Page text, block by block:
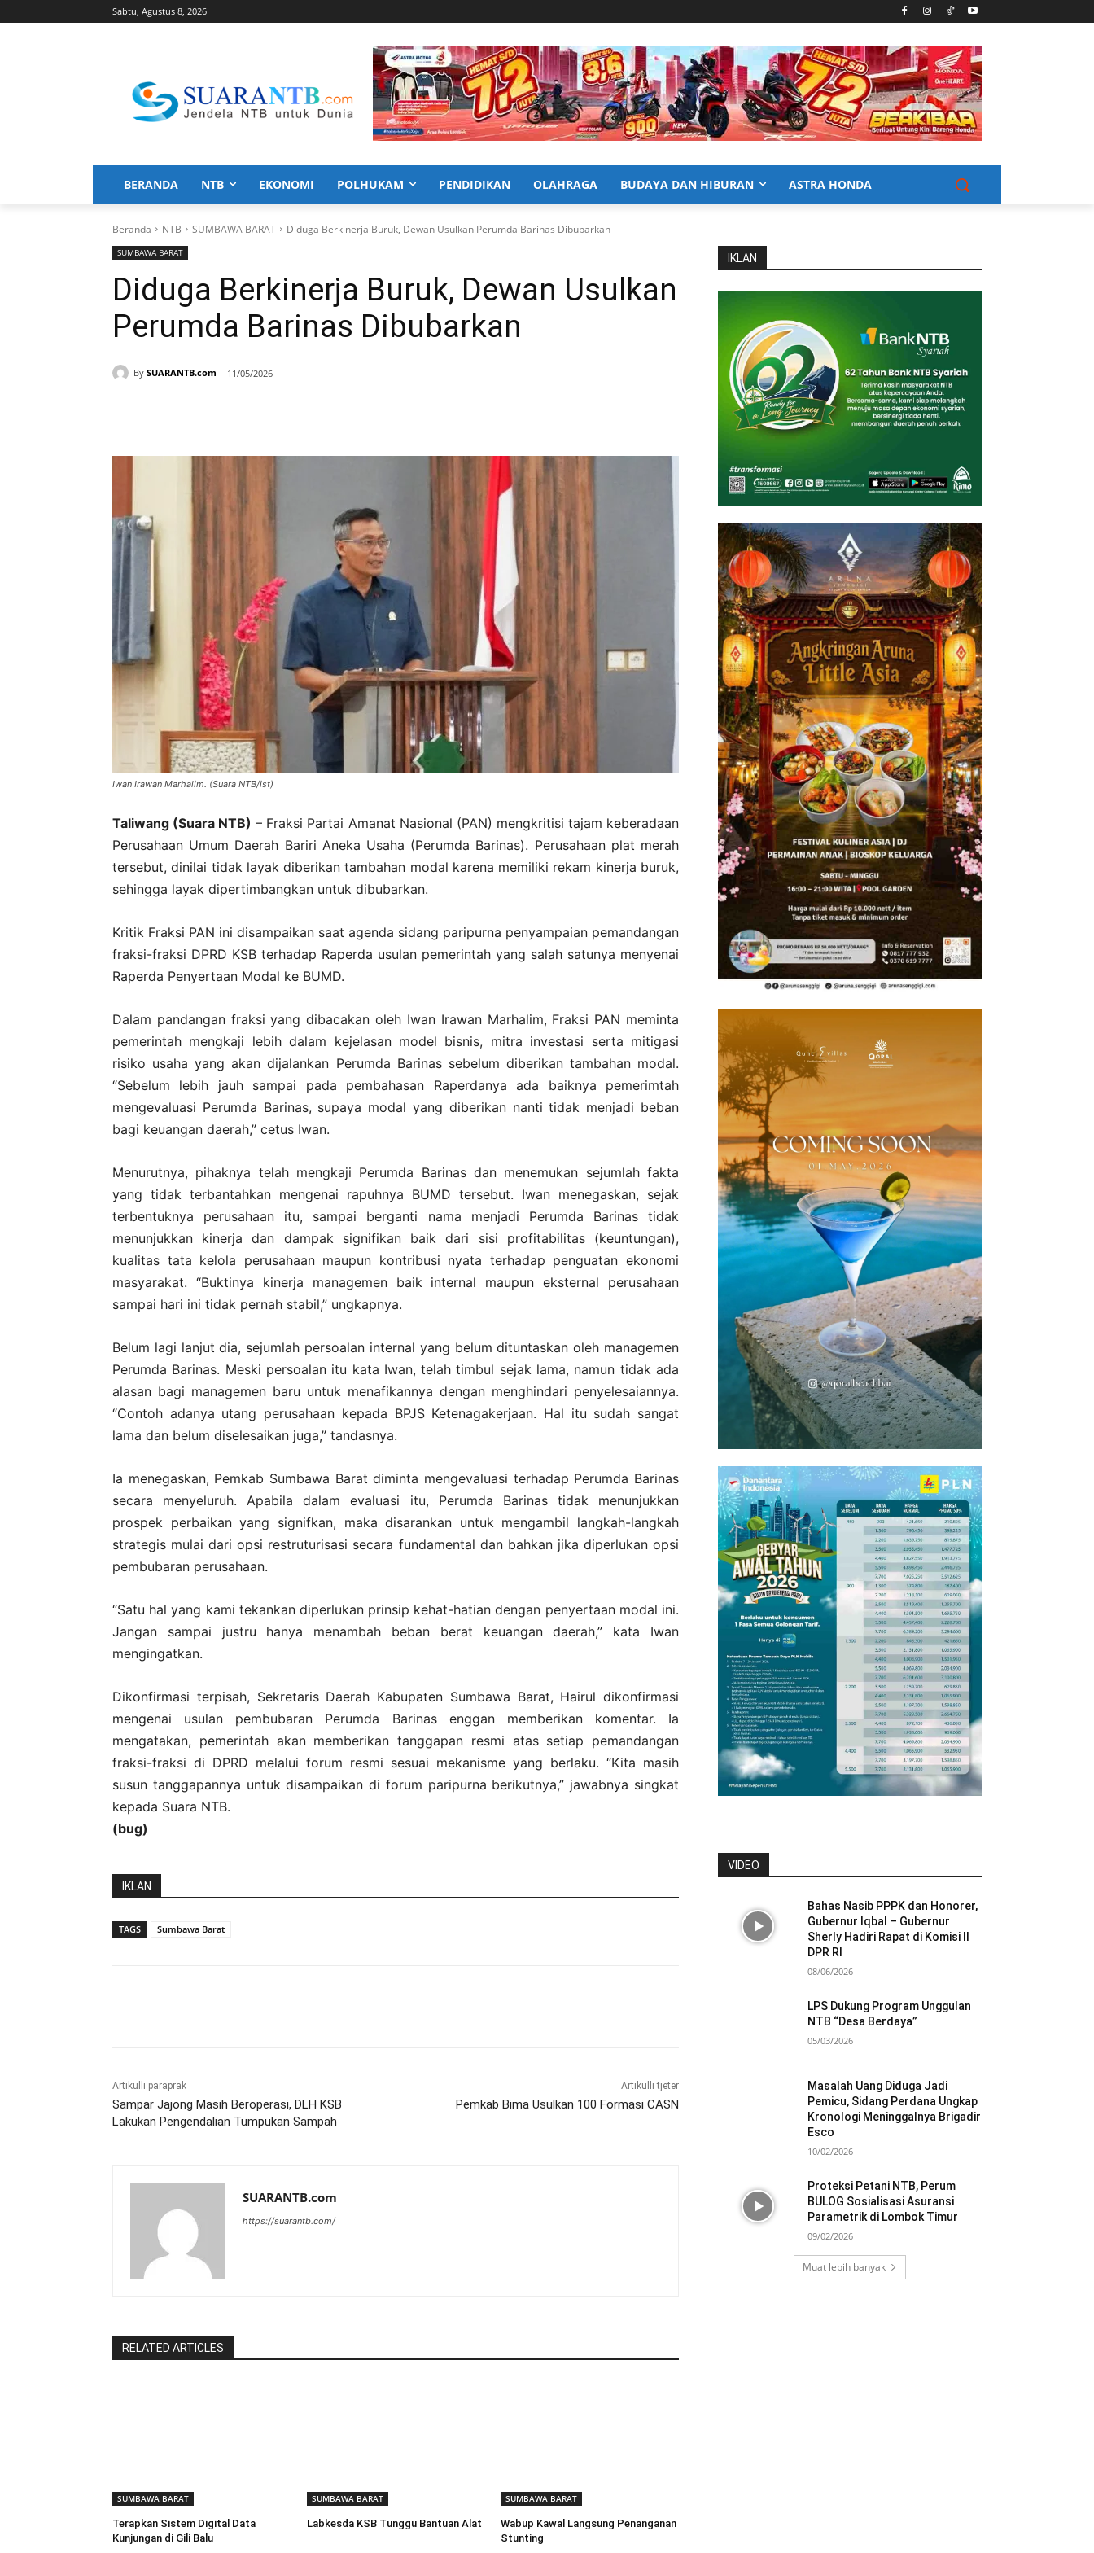
Sabtu, Agustus 8, 2026
BERANDA NTB EKONOMI POLHUKAM PENDIDIKAN OLAHRAGA BUDAYA DAN HIBURAN ASTRA HONDA
Beranda NTB SUMBAWA BARAT Diduga Berkinerja Buruk, Dewan Usulkan Perumda Barinas Dibubarkan
SUMBAWA BARAT
Diduga Berkinerja Buruk, Dewan Usulkan
Perumda Barinas Dibubarkan
By SUARANTB.com 11/05/2026
Iwan Irawan Marhalim. (Suara NTB/ist)
Taliwang (Suara NTB) – Fraksi Partai Amanat Nasional (PAN) mengkritisi tajam keberadaan
Perusahaan Umum Daerah Bariri Aneka Usaha (Perumda Barinas). Perusahaan plat merah
tersebut, dinilai tidak layak diberikan tambahan modal karena memiliki rekam kinerja buruk,
sehingga layak dipertimbangkan untuk dibubarkan.
Kritik Fraksi PAN ini disampaikan saat agenda sidang paripurna penyampaian pemandangan
fraksi-fraksi DPRD KSB terhadap Raperda usulan pemerintah yang salah satunya menyenai
Raperda Penyertaan Modal ke BUMD.
Dalam pandangan fraksi yang dibacakan oleh Iwan Irawan Marhalim, Fraksi PAN meminta
pemerintah mengkaji lebih dalam kejelasan model bisnis, mitra investasi serta mitigasi
risiko usaha yang akan dijalankan Perumda Barinas sebelum diberikan tambahan modal.
“Sebelum lebih jauh sampai pada pembahasan Raperdanya ada baiknya pemerimtah
mengevaluasi Perumda Barinas, supaya modal yang diberikan nanti tidak menjadi beban
bagi keuangan daerah,” cetus Iwan.
Menurutnya, pihaknya telah mengkaji Perumda Barinas dan menemukan sejumlah fakta
yang tidak terbantahkan mengenai rapuhnya BUMD tersebut. Iwan menegaskan, sejak
terbentuknya perusahaan itu, sampai berganti nama menjadi Perumda Barinas tidak
menunjukkan kinerja dan dampak signifikan baik dari sisi profitabilitas (keuntungan),
kualitas tata kelola perusahaan maupun kontribusi nyata terhadap penguatan ekonomi
masyarakat. “Buktinya kinerja managemen baik internal maupun eksternal perusahaan
sampai hari ini tidak pernah stabil,” ungkapnya.
Belum lagi lanjut dia, sejumlah persoalan internal yang belum dituntaskan oleh managemen
Perumda Barinas. Meski persoalan itu kata Iwan, telah timbul sejak lama, namun tidak ada
alasan bagi managemen baru untuk menafikannya dengan menghindari penyelesaiannya.
“Contoh adanya utang perusahaan kepada BPJS Ketenagakerjaan. Hal itu sudah sangat
lama dan belum diselesaikan juga,” tandasnya.
Ia menegaskan, Pemkab Sumbawa Barat diminta mengevaluasi terhadap Perumda Barinas
secara menyeluruh. Apabila dalam evaluasi itu, Perumda Barinas tidak menunjukkan
prospek perbaikan yang signifkan, maka disarankan untuk mengambil langkah-langkah
strategis mulai dari opsi restruturisasi secara fundamental dan bahkan jika diperlukan opsi
pembubaran perusahaan.
“Satu hal yang kami tekankan diperlukan prinsip kehat-hatian dengan penyertaan modal ini.
Jangan sampai justru hanya menambah beban berat keuangan daerah,” kata Iwan
mengingatkan.
Dikonfirmasi terpisah, Sekretaris Daerah Kabupaten Sumbawa Barat, Hairul dikonfirmasi
mengenai usulan pembubaran Perumda Barinas enggan memberikan komentar. Ia
mengatakan, pemerintah akan memberikan tanggapan resmi atas setiap pemandangan
fraksi-fraksi di DPRD melalui forum resmi sesuai mekanisme yang berlaku. “Kita masih
susun tanggapannya untuk disampaikan di forum paripurna berikutnya,” jawabnya singkat
kepada Suara NTB.
(bug)
IKLAN
TAGS Sumbawa Barat
Artikulli paraprak
Sampar Jajong Masih Beroperasi, DLH KSB
Lakukan Pengendalian Tumpukan Sampah
Artikulli tjetër
Pemkab Bima Usulkan 100 Formasi CASN
SUARANTB.com
https://suarantb.com/
RELATED ARTICLES
SUMBAWA BARAT
Terapkan Sistem Digital Data
Kunjungan di Gili Balu
SUMBAWA BARAT
Labkesda KSB Tunggu Bantuan Alat
SUMBAWA BARAT
Wabup Kawal Langsung Penanganan
Stunting
IKLAN
VIDEO
Bahas Nasib PPPK dan Honorer,
Gubernur Iqbal – Gubernur
Sherly Hadiri Rapat di Komisi II
DPR RI
08/06/2026
LPS Dukung Program Unggulan
NTB “Desa Berdaya”
05/03/2026
Masalah Uang Diduga Jadi
Pemicu, Sidang Perdana Ungkap
Kronologi Meninggalnya Brigadir
Esco
10/02/2026
Proteksi Petani NTB, Perum
BULOG Sosialisasi Asuransi
Parametrik di Lombok Timur
09/02/2026
Muat lebih banyak